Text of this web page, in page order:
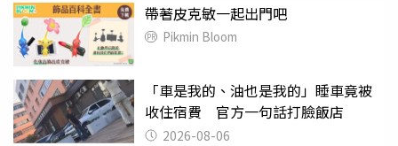
帶著皮克敏一起出門吧
Pikmin Bloom
「車是我的、油也是我的」睡車竟被
收住宿費 官方一句話打臉飯店
2026-08-06